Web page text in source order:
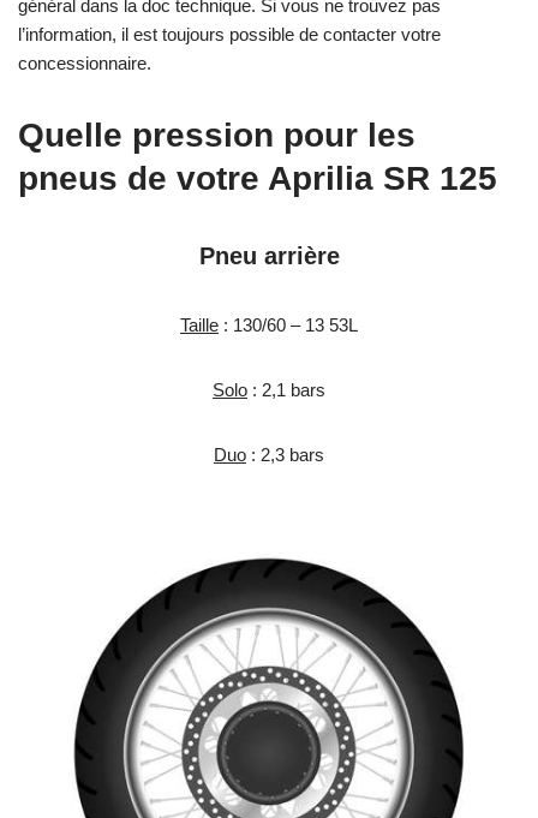
général dans la doc technique. Si vous ne trouvez pas
l’information, il est toujours possible de contacter votre
concessionnaire.
Quelle pression pour les
pneus de votre Aprilia SR 125
Pneu arrière
Taille : 130/60 – 13 53L
Solo : 2,1 bars
Duo : 2,3 bars